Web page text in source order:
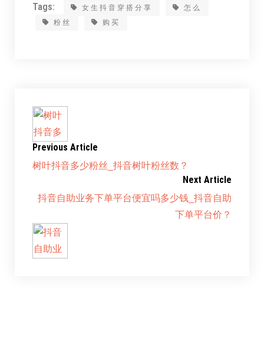
Tags: 女生抖音穿搭分享
怎么
粉丝
购买
Previous Article
树叶抖音多少粉丝_抖音树叶粉丝数？
Next Article
抖音自助业务下单平台便宜吗多少钱_抖音自助
下单平台价？